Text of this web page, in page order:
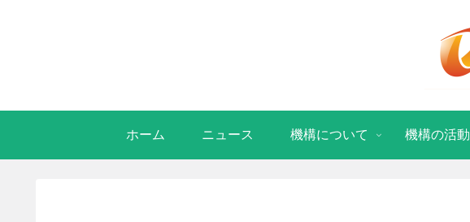
ホーム ニュース 機構について 機構の活動